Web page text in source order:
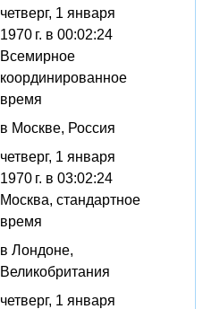
четверг, 1 января
1970 г. в 00:02:24
Всемирное
координированное
время
в Москве, Россия
четверг, 1 января
1970 г. в 03:02:24
Москва, стандартное
время
в Лондоне,
Великобритания
четверг, 1 января